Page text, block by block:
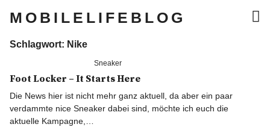
MOBILELIFEBLOG
Lifestyle
Musik
Sneaker
Schlagwort: Nike
Sneaker
Foot Locker – It Starts Here
Die News hier ist nicht mehr ganz aktuell, da aber ein paar
verdammte nice Sneaker dabei sind, möchte ich euch die
aktuelle Kampagne,…